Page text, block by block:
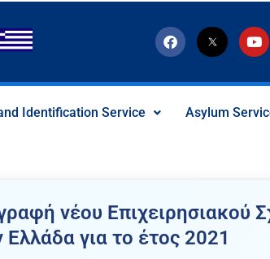
F
a
c
b
T
w
i
t
r
i
a
l
Y
o
u
u
e
Identification Service Asylum
νέου Επιχειρησιακού
Ελλάδα για το έτος 2021